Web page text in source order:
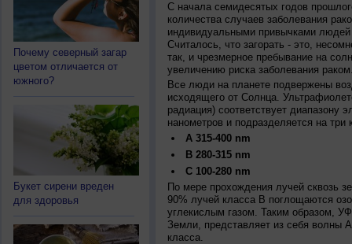
Почему северный загар
цветом отличается от
южного?
Букет сирени вреден
для здоровья
С начала семидесятых годов
количества случаев заболевания
индивидуальными привычками
Считалось, что загорать - это,
так, и чрезмерное пребывание на
увеличению риска заболевания
Все люди на планете подвержены
исходящего от Солнца.
радиация) соответствует диапазону
нанометров и подразделяется на три
A 315-400 nm
B 280-315 nm
C 100-280 nm
По мере прохождения лучей сквозь
90% лучей класса B поглощаются
углекислым газом. Таким образом,
Земли, представляет из себя волны
класса.